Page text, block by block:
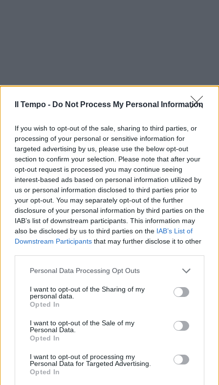
Il Tempo - Do Not Process My Personal Information
If you wish to opt-out of the sale, sharing to third parties, or
processing of your personal or sensitive information for
targeted advertising by us, please use the below opt-out
section to confirm your selection. Please note that after your
opt-out request is processed you may continue seeing
interest-based ads based on personal information utilized by
us or personal information disclosed to third parties prior to
your opt-out. You may separately opt-out of the further
disclosure of your personal information by third parties on the
IAB’s list of downstream participants. This information may
also be disclosed by us to third parties on the IAB’s List of
Downstream Participants that may further disclose it to other
Personal Data Processing Opt Outs
I want to opt-out of the Sharing of my
personal data.
Opted In
I want to opt-out of the Sale of my
Personal Data.
Opted In
I want to opt-out of processing my
Personal Data for Targeted Advertising.
Opted In